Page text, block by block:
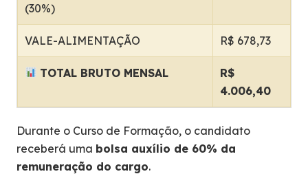
(30%)
VALE-ALIMENTAÇÃO R$ 678,73
TOTAL BRUTO MENSAL
R$
4.006,40
Durante o Curso de Formação, o candidato
receberá uma bolsa auxílio de 60% da
remuneração do cargo.